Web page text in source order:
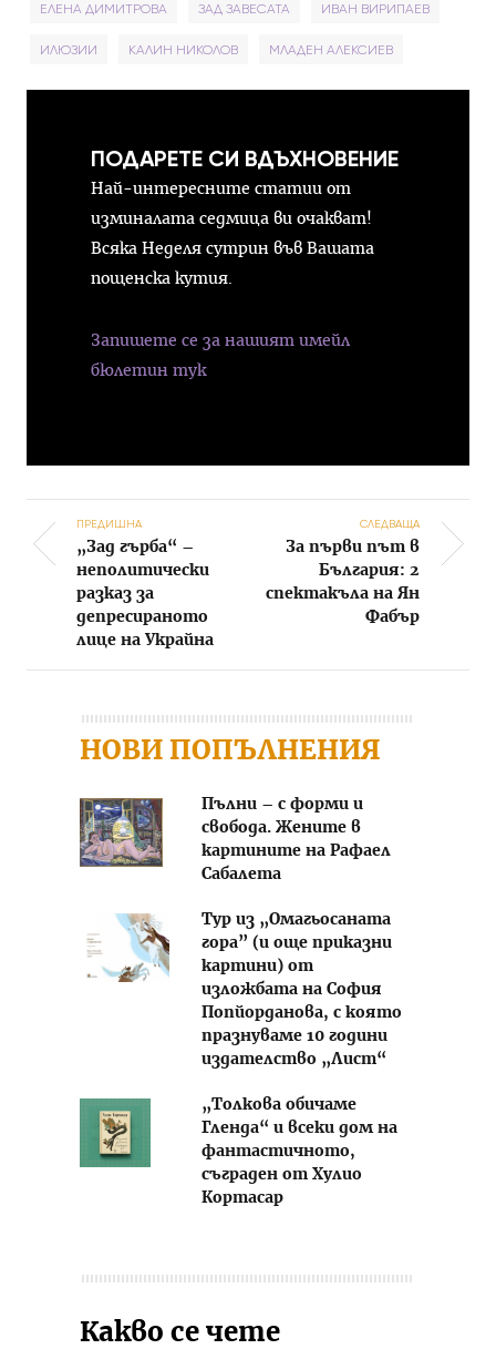
ЕЛЕНА ДИМИТРОВА ЗАД ЗАВЕСАТА ИВАН ВИРИПАЕВ
ИЛЮЗИИ КАЛИН НИКОЛОВ МЛАДЕН АЛЕКСИЕВ
ПОДАРЕТЕ СИ ВДЪХНОВЕНИЕ
Най-интересните статии от
изминалата седмица ви очакват!
Всяка Неделя сутрин във Вашата
пощенска кутия.
Запишете се за нашият имейл
бюлетин тук
Post navigation
ПРЕДИШНА
„Зад гърба“ –
неполитически
разказ за
депресираното
лице на Украйна
СЛЕДВАЩА
За първи път в
България: 2
спектакъла на Ян
Фабър
НОВИ ПОПЪЛНЕНИЯ
Пълни – с форми и
свобода. Жените в
картините на Рафаел
Сабалета
Тур из „Омагьосаната
гора” (и още приказни
картини) от
изложбата на София
Попйорданова, с която
празнуваме 10 години
издателство „Лист“
„Толкова обичаме
Гленда“ и всеки дом на
фантастичното,
съграден от Хулио
Кортасар
Какво се чете